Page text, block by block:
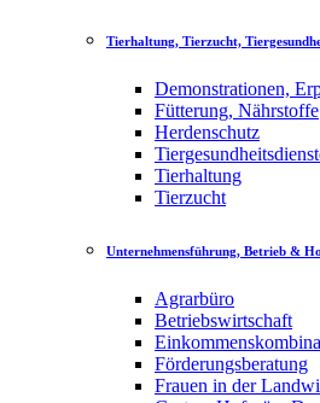
Tierhaltung, Tierzucht,
Demonstrationen,
Fütterung, Nährstoffe
Herdenschutz
Tierhaltung
Tierzucht
Unternehmensführung, Betrieb &
Agrarbüro
Betriebswirtschaft
Förderungsberatung
Frauen in der